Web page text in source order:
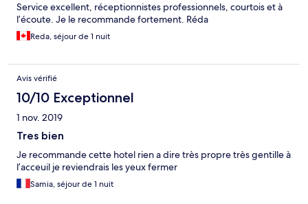
Service excellent, réceptionnistes professionnels, courtois et à
l’écoute. Je le recommande fortement. Réda
Reda, séjour de 1 nuit
Avis vérifié
10/10 Exceptionnel
1 nov. 2019
Tres bien
Je recommande cette hotel rien a dire très propre très gentille à
l’acceuil je reviendrais les yeux fermer
Samia, séjour de 1 nuit